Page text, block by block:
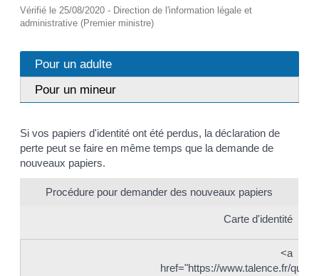
Vérifié le 25/08/2020 - Direction de l'information légale et
administrative (Premier ministre)
Pour un adulte
Pour un mineur
Si vos papiers d'identité ont été perdus, la déclaration de
perte peut se faire en même temps que la demande de
nouveaux papiers.
Procédure pour demander des nouveaux papiers
Carte d'identité
<a
href="https://www.talence.fr/